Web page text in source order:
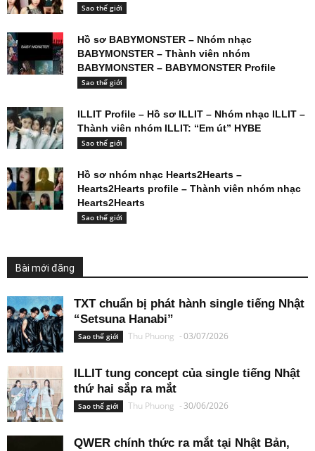
Sao thế giới
Hồ sơ BABYMONSTER – Nhóm nhạc
BABYMONSTER – Thành viên nhóm
BABYMONSTER – BABYMONSTER Profile
Sao thế giới
ILLIT Profile – Hồ sơ ILLIT – Nhóm nhạc ILLIT –
Thành viên nhóm ILLIT: “Em út” HYBE
Sao thế giới
Hồ sơ nhóm nhạc Hearts2Hearts –
Hearts2Hearts profile – Thành viên nhóm nhạc
Hearts2Hearts
Sao thế giới
Bài mới đăng
TXT chuẩn bị phát hành single tiếng Nhật
“Setsuna Hanabi”
Sao thế giới Thu Phuong -03/07/2026
ILLIT tung concept của single tiếng Nhật
thứ hai sắp ra mắt
Sao thế giới Thu Phuong - 30/06/2026
QWER chính thức ra mắt tại Nhật Bản,